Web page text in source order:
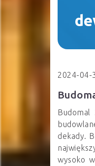
2024-04-
Budomal
dekady.
wysoko